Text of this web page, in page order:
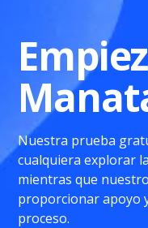
Nuestra prueba
cualquiera explorar
mientras que
proporcionar apoyo
proceso.